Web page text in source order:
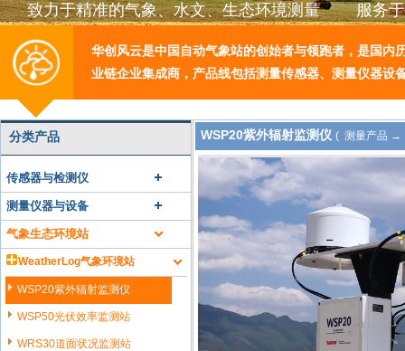
致力于精准的气象、水文、生态环境测量 服务于
华创风云是中国自动气象站的创始者与领跑者，是国内
业链企业集成商，产品线包括测量传感器、测量仪器设
分类产品
传感器与检测仪
测量仪器与设备
气象生态环境站
WeatherLog气象环境站
WSP20紫外辐射监测仪
WSP50光伏效率监测站
WRS30道面状况监测站
WSP20紫外辐射监测仪 ( 测量产品 →